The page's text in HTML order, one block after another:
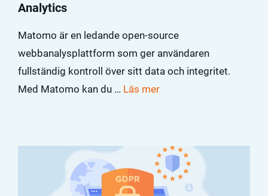
Analytics
Matomo är en ledande open-source
webbanalysplattform som ger användaren
fullständig kontroll över sitt data och integritet.
Med Matomo kan du … Läs mer